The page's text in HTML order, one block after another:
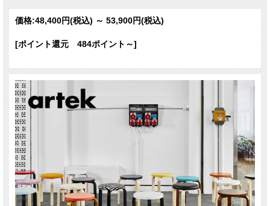
ーチ材の、メンテナンス性に優れた塗装仕上げです。
◆カラー：豊富な種類からお選びいただけます（タイプによって価格が変わりま
す）。※ご注文のタイミングによっては「在庫切れ」の場合もございます。「在庫
ださいませ。
価格:48,400円(税込) ～ 53,900円(税込)
[ポイント還元 484ポイント～]